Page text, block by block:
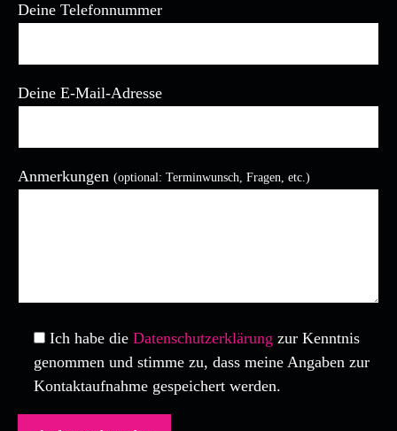
Deine Telefonnummer
Deine E-Mail-Adresse
Bitte lasse dieses Feld leer.
Anmerkungen (optional: Terminwunsch, Fragen, etc.)
Ich habe die Datenschutzerklärung zur Kenntnis
genommen und stimme zu, dass meine Angaben zur
Kontaktaufnahme gespeichert werden.